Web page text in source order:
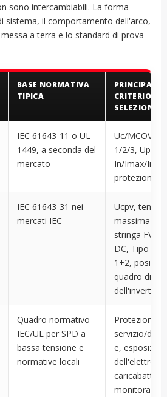
sono intercambiabili. La forma
sistema, il comportamento dell'arco,
a terra e lo standard di prova
BASE NORMATIVA
TIPICA
PRINCIPALE
CRITERIO DI
SELEZIONE
IEC 61643-11 o UL
1449, a seconda del
mercato
Uc/MCOV,
1/2/3, Up/
In/Imax/Iimp,
protezione
IEC 61643-31 nei
mercati IEC
Ucpv,
massima
stringa FV,
DC, Tipo 1/
1+2,
quadro di
dell'inverter
Quadro normativo
IEC/UL per SPD a
bassa tensione e
normative locali
Protezione di
servizio/
e,
monitoraggio